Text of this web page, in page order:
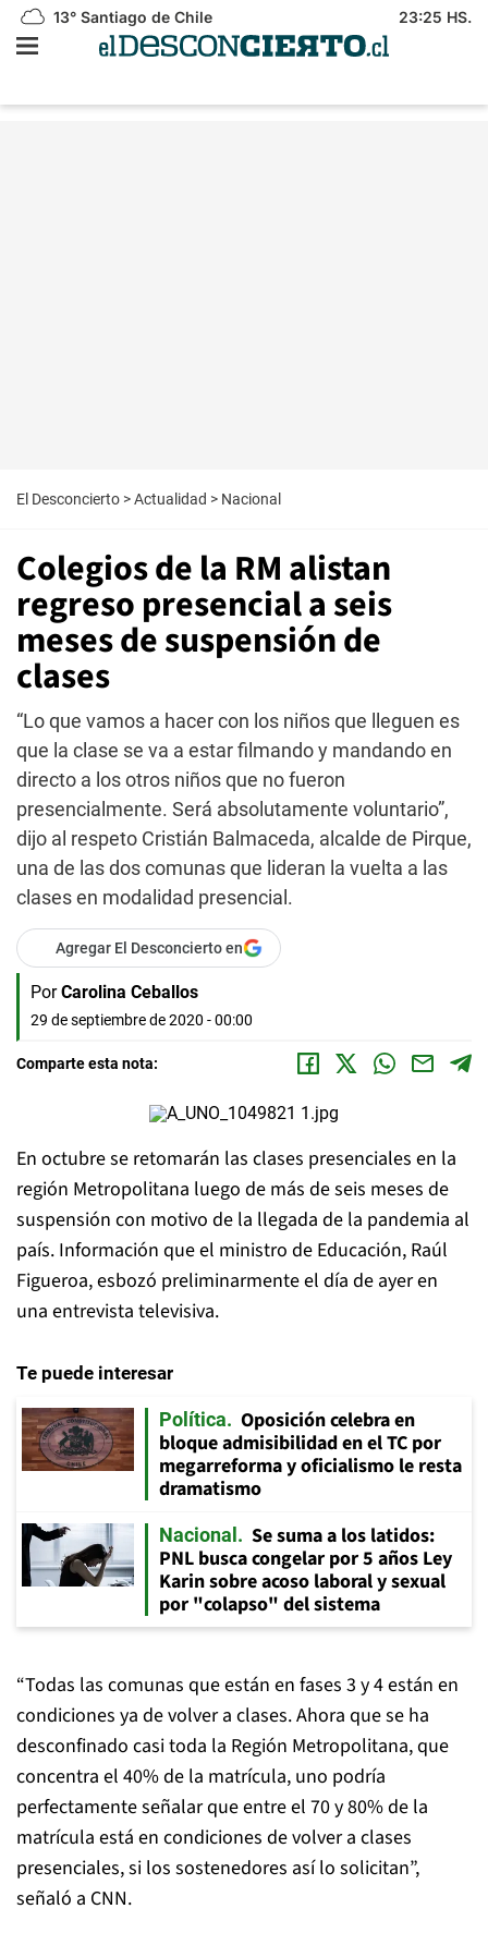
13° Santiago de Chile 23:25 HS.
El Desconcierto >Actualidad > Nacional
Colegios de la RM alistan
regreso presencial a seis
meses de suspensión de
clases
“Lo que vamos a hacer con los niños que lleguen es
que la clase se va a estar filmando y mandando en
directo a los otros niños que no fueron
presencialmente. Será absolutamente voluntario”,
dijo al respeto Cristián Balmaceda, alcalde de Pirque,
una de las dos comunas que lideran la vuelta a las
clases en modalidad presencial.
Agregar El Desconcierto en
Por Carolina Ceballos
29 de septiembre de 2020 - 00:00
Comparte esta nota:
En octubre se retomarán las clases presenciales en la
región Metropolitana luego de más de seis meses de
suspensión con motivo de la llegada de la pandemia al
país. Información que el ministro de Educación, Raúl
Figueroa, esbozó preliminarmente el día de ayer en
una entrevista televisiva.
Te puede interesar
Política
Oposición celebra en
bloque admisibilidad en el TC por
megarreforma y oficialismo le resta
dramatismo
Nacional
Se suma a los latidos:
PNL busca congelar por 5 años Ley
Karin sobre acoso laboral y sexual
por "colapso" del sistema
“Todas las comunas que están en fases 3 y 4 están en
condiciones ya de volver a clases. Ahora que se ha
desconfinado casi toda la Región Metropolitana, que
concentra el 40% de la matrícula, uno podría
perfectamente señalar que entre el 70 y 80% de la
matrícula está en condiciones de volver a clases
presenciales, si los sostenedores así lo solicitan”,
señaló a CNN.